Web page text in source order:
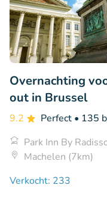
Overnachting
out in Brussel
9.2 Perfect • 135
Park Inn By
Machelen (7km)
Verkocht: 233